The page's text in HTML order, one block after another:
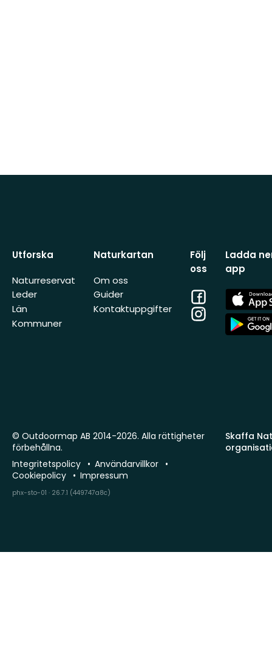
Utforska
Naturreservat
Leder
Län
Kommuner
Naturkartan
Om oss
Guider
Kontaktuppgifter
Följ
oss
Facebook
Instagram
Ladda
app
App
Store
App
Store
Skaffa
© Outdoormap AB 2014-2026. Alla rättigheter
förbehållna.
Integritetspolicy
Användarvillkor
Cookiepolicy
Impressum
phx-sto-01 · 26.7.1 (449747a8c)